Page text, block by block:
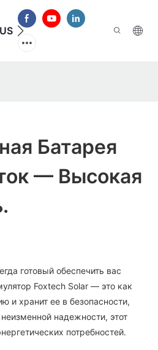
ЧАСТО ЗАДАВАЕМЫЕ
Батарея
— Высокая
готовый обеспечить вас
Foxtech Solar — это как
и хранит ее в безопасности,
надежности, этот
потребностей.